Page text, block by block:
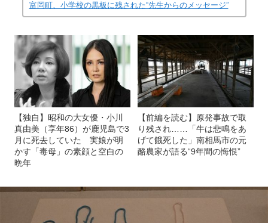
富岡町、小学校の黒板に残された“先生からのメッセージ”
【独自】昭和の大女優・小川
真由美（享年86）が鹿児島で3
月に死去していた 実娘が明
かす「毒母」の素顔と空白の
晩年
【前編を読む】原発事故で取
り残され……「牛は悲鳴をあ
げて餓死した」南相馬市の元
酪農家が語る“9年間の悔恨”